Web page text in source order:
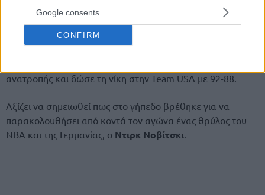
Google consents
CONFIRM
οι τυπικά φιλοξενούμενοι προέβαλαν σθεναρή αντίσταση
και στα 4 τελευταία λεπτά ο αγώνας είχε εξελιχθεί σε
ντέρμπι, με τις δύο ομάδες να παίζουν σε γρήγορο τέμπο
ανατροπής και δώσε τη νίκη στην Team USA με 92-88.
Αξίζει να σημειωθεί πως στο γήπεδο βρέθηκε για να
παρακολουθήσει από κοντά τον αγώνα ένας θρύλος του
NBA και της Γερμανίας, ο Ντιρκ Νοβίτσκι